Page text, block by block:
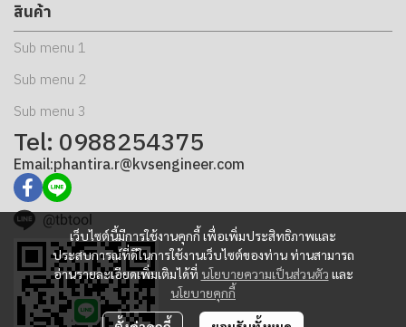
เว็บไซต์นี้มีการใช้งานคุกกี้ เพื่อเพิ่มประสิทธิภาพและ
ประสบการณ์ที่ดีในการใช้งานเว็บไซต์ของท่าน ท่านสามารถ
อ่านรายละเอียดเพิ่มเติมได้ที่ นโยบายความเป็นส่วนตัว และ
นโยบายคุกกี้
สินค้า
Sub menu 1
Sub menu 2
Sub menu 3
Tel: 0988254375
Email:phantira.r@kvsengineer.com
@tbtool